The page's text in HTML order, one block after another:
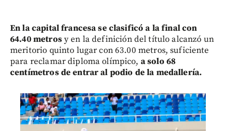
En la capital francesa se clasificó a la final con
64.40 metrosy en la definición del título alcanzó un
meritorio quinto lugar con 63.00 metros, suficiente
para reclamar diploma olímpico, a solo 68
centímetros de entrar al podio de la medallería.